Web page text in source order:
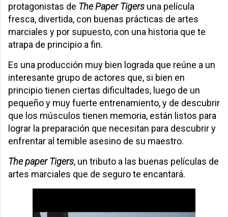
protagonistas de The Paper Tigers una película
fresca, divertida, con buenas prácticas de artes
marciales y por supuesto, con una historia que te
atrapa de principio a fin.
Es una producción muy bien lograda que reúne a un
interesante grupo de actores que, si bien en
principio tienen ciertas dificultades, luego de un
pequeño y muy fuerte entrenamiento, y de descubrir
que los músculos tienen memoria, están listos para
lograr la preparación que necesitan para descubrir y
enfrentar al temible asesino de su maestro.
The paper Tigers, un tributo a las buenas películas de
artes marciales que de seguro te encantará.